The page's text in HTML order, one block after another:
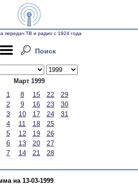
передач ТВ и радио с 1924 года
Поиск
Март 1999
1 8 15 22
29
2 9 16 23
30
3 10 17 24
31
4 11 18
25
5 12 19
26
6 13 20
27
7 14 21 28
на 13-03-1999